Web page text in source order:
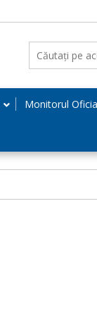
Monitorul